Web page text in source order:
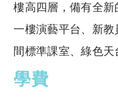
樓高四層，備有全新
一樓演藝平台、新
間標準課室、綠色天
學費